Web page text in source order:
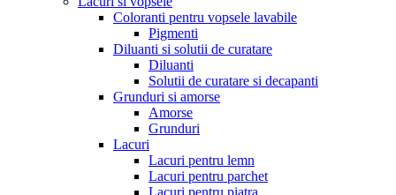
Coloranti pentru vopsele lavabile
Pigmenti
Diluanti si solutii de curatare
Diluanti
Solutii de curatare si decapanti
Grunduri si amorse
Amorse
Grunduri
Lacuri
Lacuri pentru lemn
Lacuri pentru parchet
Lacuri pentru piatra